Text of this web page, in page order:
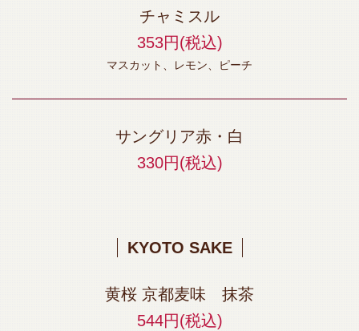
チャミスル
353円(税込)
マスカット、レモン、ピーチ
サングリア赤・白
330円(税込)
KYOTO SAKE
黄桜 京都麦味 抹茶
544円(税込)